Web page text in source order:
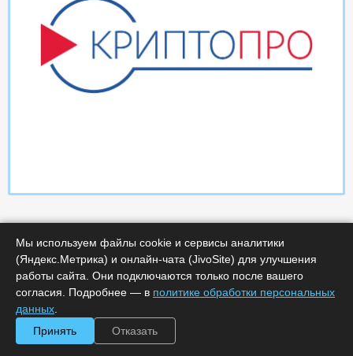
Характеристики
Минимальное количество лицензий :
Мы используем файлы cookie и сервисы аналитики
(Яндекс.Метрика) и онлайн-чата (JivoSite) для улучшения
работы сайта. Они подключаются только после вашего
согласия. Подробнее — в политике обработки персональных
данных
Принять
Отказать